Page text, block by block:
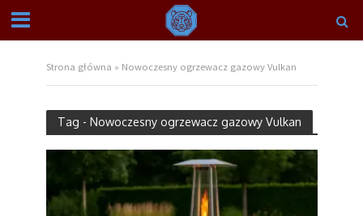
Strona główna » Nowoczesny ogrzewacz gazowy Vulkan
Tag - Nowoczesny ogrzewacz gazowy Vulkan